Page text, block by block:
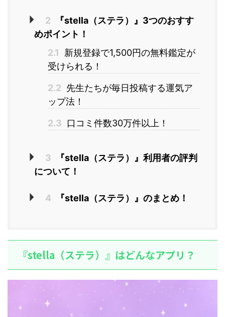
2
『stella（ステラ）』3つのおすす
めポイント！
2.1
新規登録で1,500円の無料鑑定が
受けられる！
2.2 先生たちが毎日投稿する運気ア
ップ法！
2.3 口コミ件数30万件以上！
3
『stella（ステラ）』利用者の評判
について！
4 『stella（ステラ）』のまとめ！
『stella（ステラ）』はどんなアプリ？